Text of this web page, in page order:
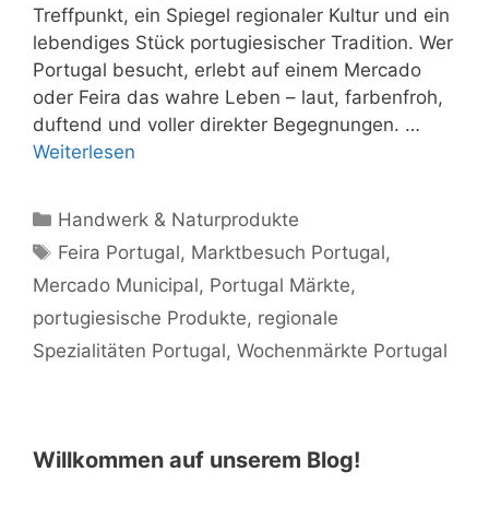
Treffpunkt, ein Spiegel regionaler Kultur und ein
lebendiges Stück portugiesischer Tradition. Wer
Portugal besucht, erlebt auf einem Mercado
oder Feira das wahre Leben – laut, farbenfroh,
duftend und voller direkter Begegnungen. …
Weiterlesen
Kategorien
Handwerk & Naturprodukte
Schlagwörter
Feira Portugal, Marktbesuch Portugal,
Mercado Municipal, Portugal Märkte,
portugiesische Produkte, regionale
Spezialitäten Portugal, Wochenmärkte Portugal
Willkommen auf unserem Blog!